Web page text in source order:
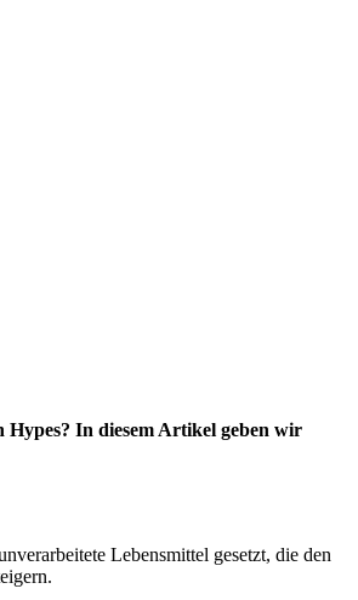
Hypes? In diesem Artikel geben wir
Lebensmittel gesetzt, die den